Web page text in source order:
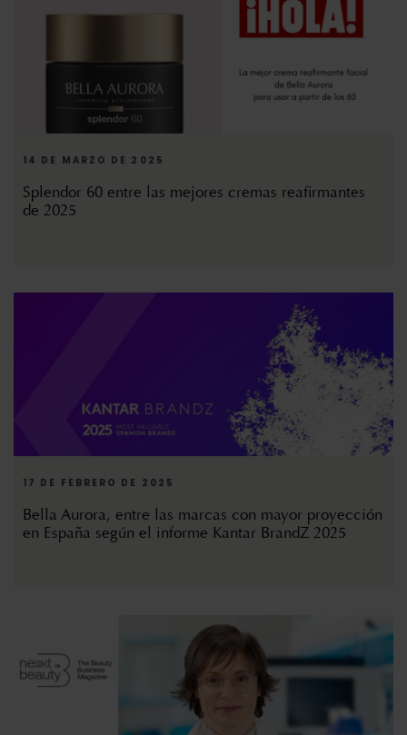
14 DE MARZO DE 2025
Splendor 60 entre las mejores cremas reafirmantes
de 2025
17 DE FEBRERO DE 2025
Bella Aurora, entre las marcas con mayor proyección
en España según el informe Kantar BrandZ 2025